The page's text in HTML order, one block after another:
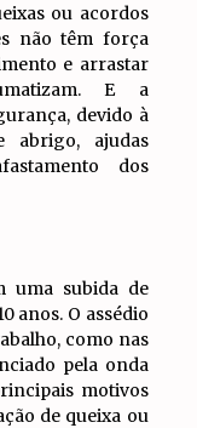
ou acordos
não têm força
e arrastar
E a
devido à
abrigo, ajudas
dos
uma subida de
anos. O assédio
como nas
pela onda
motivos
de queixa ou